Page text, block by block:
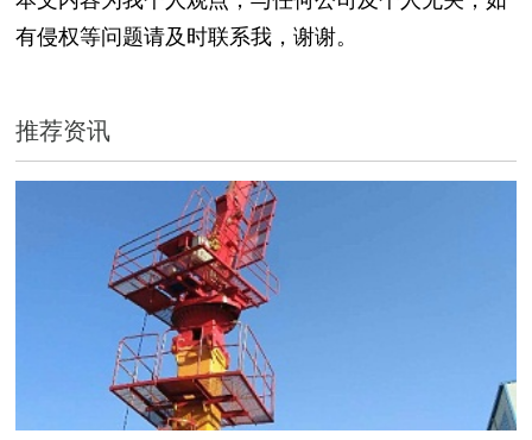
有侵权等问题请及时联系我，谢谢。
推荐资讯